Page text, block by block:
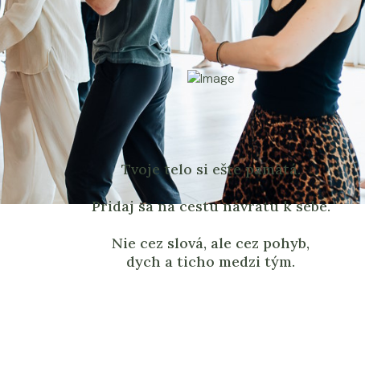
Tvoje telo si ešte pamätá.
Pridaj sa na cestu návratu k sebe.
Nie cez slová, ale cez pohyb,
dych a ticho medzi tým.